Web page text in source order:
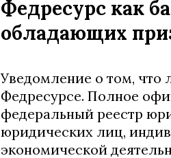
Федресурс как
обладающих
Уведомление о том, что
Федресурсе. Полное
федеральный реестр
юридических лиц,
экономической